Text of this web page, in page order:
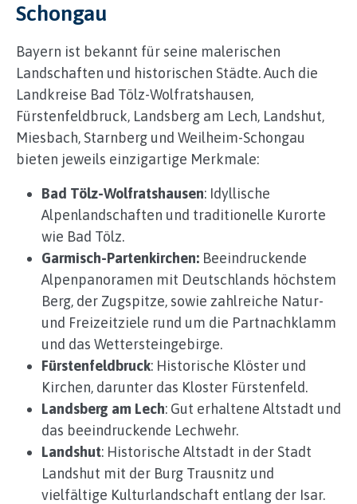
Schongau
Bayern ist bekannt für seine malerischen
Landschaften und historischen Städte. Auch die
Landkreise Bad Tölz-Wolfratshausen,
Fürstenfeldbruck, Landsberg am Lech, Landshut,
Miesbach, Starnberg und Weilheim-Schongau
bieten jeweils einzigartige Merkmale:
Bad Tölz-Wolfratshausen: Idyllische
Alpenlandschaften und traditionelle Kurorte
wie Bad Tölz.
Garmisch-Partenkirchen: Beeindruckende
Alpenpanoramen mit Deutschlands höchstem
Berg, der Zugspitze, sowie zahlreiche Natur-
und Freizeitziele rund um die Partnachklamm
und das Wettersteingebirge.
Fürstenfeldbruck: Historische Klöster und
Kirchen, darunter das Kloster Fürstenfeld.
Landsberg am Lech: Gut erhaltene Altstadt und
das beeindruckende Lechwehr.
Landshut: Historische Altstadt in der Stadt
Landshut mit der Burg Trausnitz und
vielfältige Kulturlandschaft entlang der Isar.